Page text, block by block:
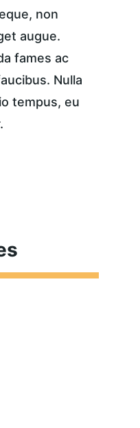
non
augue.
fames ac
Nulla
tempus, eu